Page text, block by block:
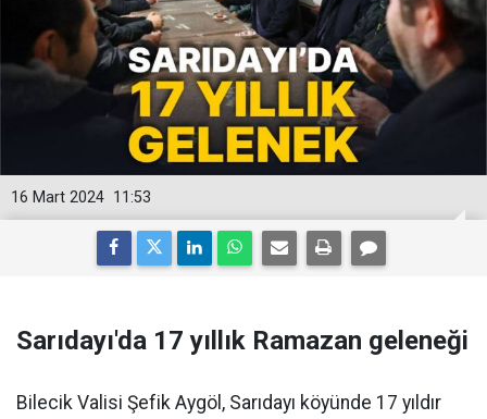
11:53
16 Mart 2024
Sarıdayı'da 17 yıllık Ramazan geleneği
Bilecik Valisi Şefik Aygöl, Sarıdayı köyünde 17 yıldır